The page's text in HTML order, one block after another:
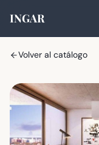
INGAR
Volver al catálogo